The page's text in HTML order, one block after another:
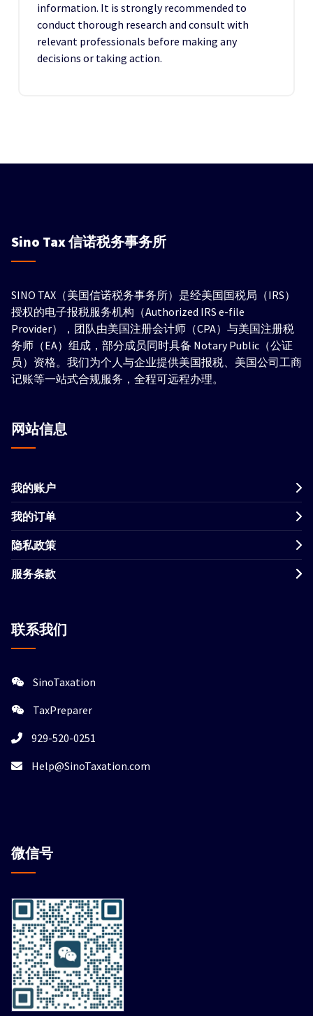
information. It is strongly recommended to
conduct thorough research and consult with
relevant professionals before making any
decisions or taking action.
Sino Tax信诺税务事务所
SINO TAX（美国信诺税务事务所）是经美国国税局（IRS）
授权的电子报税服务机构（Authorized IRS e-file
Provider），团队由美国注册会计师（CPA）与美国注册税
务师（EA）组成，部分成员同时具备 Notary Public（公证
员）资格。我们为个人与企业提供美国报税、美国公司工商
记账等一站式合规服务，全程可远程办理。
网站信息
我的账户
我的订单
隐私政策
服务条款
联系我们
SinoTaxation
TaxPreparer
929-520-0251
Help@SinoTaxation.com
微信号